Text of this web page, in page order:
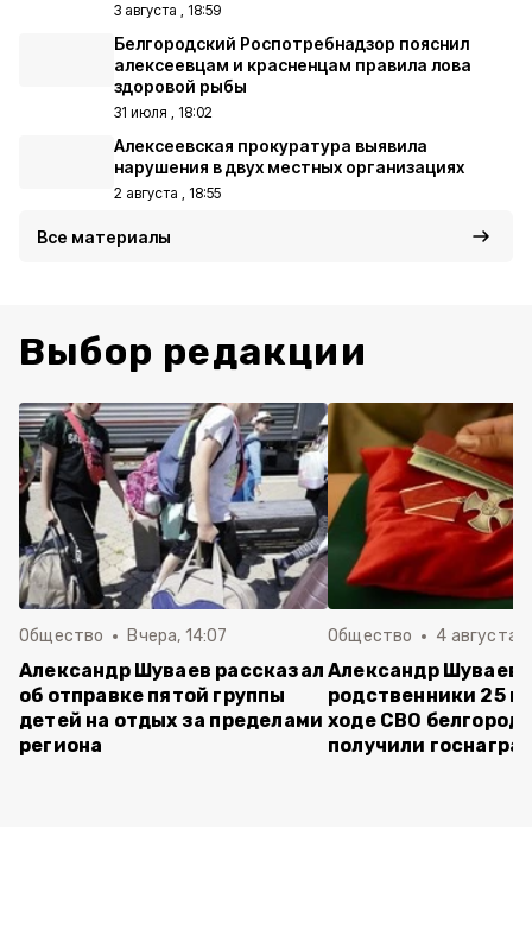
3 августа , 18:59
Белгородский Роспотребнадзор пояснил
алексеевцам и красненцам правила лова
здоровой рыбы
31 июля , 18:02
Алексеевская прокуратура выявила
нарушения в двух местных организациях
2 августа , 18:55
Все материалы
Выбор редакции
Общество Вчера, 14:07
Александр Шуваев рассказал
об отправке пятой группы
детей на отдых за пределами
региона
Общество 4 августа ,
Александр Шуваев:
родственники 25
ходе СВО
получили